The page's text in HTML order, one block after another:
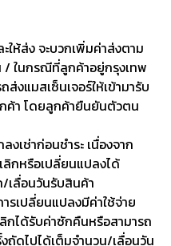
ห้ส่ง จะบวกเพิ่มค่าส่งตาม
/ ในกรณีที่ลูกค้าอยู่กรุงเทพ
งแมสเซ็นเจอร์ให้เข้ามารับ
กค้า โดยลูกค้ายืนยันตัวตน
เช่าก่อนชำระ เนื่องจาก
ลิกหรือเปลี่ยนแปลงได้
เลื่อนวันรับสินค้า
รเปลี่ยนแปลงมีค่าใช้จ่าย
ได้รับค่าซักคืนหรือสามารถ
งถัดไปได้เต็มจำนวน/เลื่อนวัน